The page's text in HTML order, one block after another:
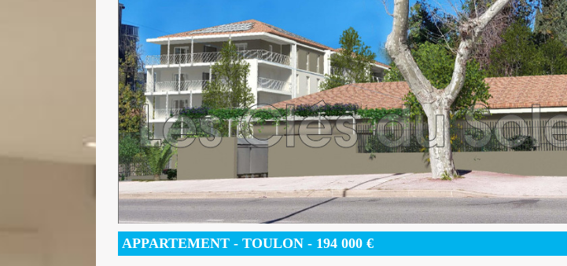
APPARTEMENT - TOULON - 194 000 €